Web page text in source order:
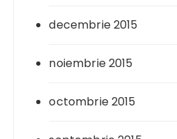
decembrie 2015
noiembrie 2015
octombrie 2015